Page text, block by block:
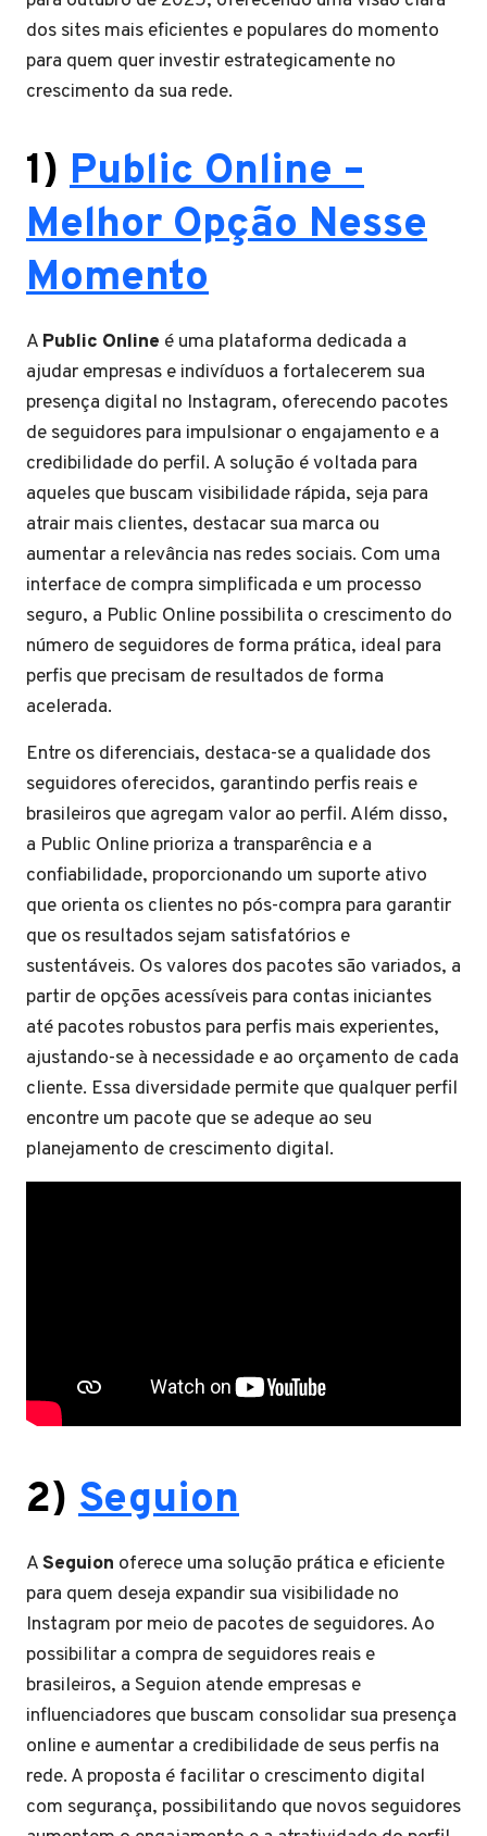
dos sites mais eficientes e populares do momento
para quem quer investir estrategicamente no
crescimento da sua rede.
1) Public Online –
Melhor Opção Nesse
Momento
A Public Online é uma plataforma dedicada a
ajudar empresas e indivíduos a fortalecerem sua
presença digital no Instagram, oferecendo pacotes
de seguidores para impulsionar o engajamento e a
credibilidade do perfil. A solução é voltada para
aqueles que buscam visibilidade rápida, seja para
atrair mais clientes, destacar sua marca ou
aumentar a relevância nas redes sociais. Com uma
interface de compra simplificada e um processo
seguro, a Public Online possibilita o crescimento do
número de seguidores de forma prática, ideal para
perfis que precisam de resultados de forma
acelerada.
Entre os diferenciais, destaca-se a qualidade dos
seguidores oferecidos, garantindo perfis reais e
brasileiros que agregam valor ao perfil. Além disso,
a Public Online prioriza a transparência e a
confiabilidade, proporcionando um suporte ativo
que orienta os clientes no pós-compra para garantir
que os resultados sejam satisfatórios e
sustentáveis. Os valores dos pacotes são variados, a
partir de opções acessíveis para contas iniciantes
até pacotes robustos para perfis mais experientes,
ajustando-se à necessidade e ao orçamento de cada
cliente. Essa diversidade permite que qualquer perfil
encontre um pacote que se adeque ao seu
planejamento de crescimento digital.
2) Seguion
ASeguion oferece uma solução prática e eficiente
para quem deseja expandir sua visibilidade no
Instagram por meio de pacotes de seguidores. Ao
possibilitar a compra de seguidores reais e
brasileiros, a Seguion atende empresas e
influenciadores que buscam consolidar sua presença
online e aumentar a credibilidade de seus perfis na
rede. A proposta é facilitar o crescimento digital
com segurança, possibilitando que novos seguidores